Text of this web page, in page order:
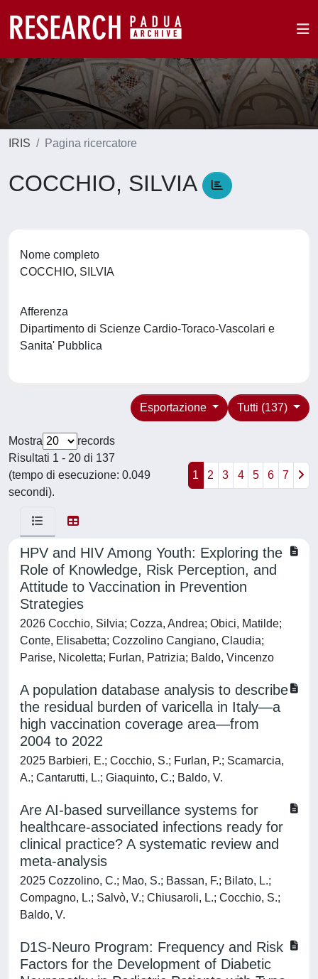
IRIS Pagina ricercatore
COCCHIO, SILVIA
Nome completo
COCCHIO, SILVIA
Afferenza
Dipartimento di Scienze Cardio-Toraco-Vascolari e
Sanita' Pubblica
Tutti (137)
Esportazione
Mostra
records
Risultati 1 - 20 di 137
(tempo di esecuzione: 0.049
secondi).
1 2 3 4 5 6 7
HPV and HIV Among Youth: Exploring the
Role of Knowledge, Risk Perception, and
Attitude to Vaccination in Prevention
Strategies
2026 Cocchio, Silvia; Cozza, Andrea; Obici, Matilde;
Conte, Elisabetta; Cozzolino Cangiano, Claudia;
Parise, Nicoletta; Furlan, Patrizia; Baldo, Vincenzo
A population database analysis to describe
the residual burden of varicella in Italy—a
high vaccination coverage area—from
2004 to 2022
2025 Barbieri, E.; Cocchio, S.; Furlan, P.; Scamarcia,
A.; Cantarutti, L.; Giaquinto, C.; Baldo, V.
Are AI-based surveillance systems for
healthcare-associated infections ready for
clinical practice? A systematic review and
meta-analysis
2025 Cozzolino, C.; Mao, S.; Bassan, F.; Bilato, L.;
Compagno, L.; Salvò, V.; Chiusaroli, L.; Cocchio, S.;
Baldo, V.
D1S-Neuro Program: Frequency and Risk
Factors for the Development of Diabetic